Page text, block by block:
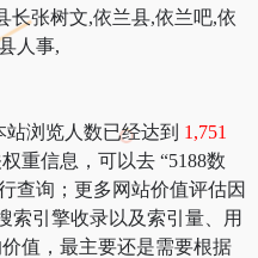
长张树文,依兰县,依兰吧,依
人事,
浏览人数已经达到 1,751
重信息，可以去 “5188数
查询；更多网站价值评估因
索引擎收录以及索引量、用
值，最主要还是需要根据